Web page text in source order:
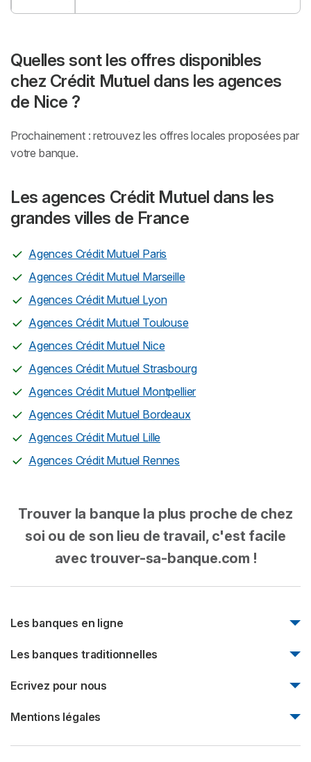
Quelles sont les offres disponibles
chez Crédit Mutuel dans les agences
de Nice ?
Prochainement : retrouvez les offres locales proposées par
votre banque.
Les agences Crédit Mutuel dans les
grandes villes de France
Agences Crédit Mutuel Paris
Agences Crédit Mutuel Marseille
Agences Crédit Mutuel Lyon
Agences Crédit Mutuel Toulouse
Agences Crédit Mutuel Nice
Agences Crédit Mutuel Strasbourg
Agences Crédit Mutuel Montpellier
Agences Crédit Mutuel Bordeaux
Agences Crédit Mutuel Lille
Agences Crédit Mutuel Rennes
Trouver la banque la plus proche de chez
soi ou de son lieu de travail, c'est facile
avec trouver-sa-banque.com !
Les banques en ligne
Monabanq
Fortuneo
Les banques traditionnelles
Natixis
Société marseillaise de crédit
Ecrivez pour nous
Ecrivez pour nous
Mentions légales